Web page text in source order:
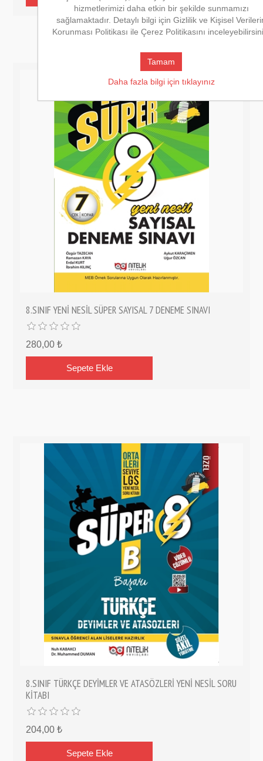
8.SINIF YENİ NESİL SÜPER SAYISAL 7 DENEME SINAVI
280,00 ₺
8.SINIF TÜRKÇE DEYİMLER VE ATASÖZLERİ YENİ NESİL SORU
KİTABI
204,00 ₺
hizmetlerimizi daha etkin bir şekilde sunmamızı
sağlamaktadır. Detaylı bilgi için Gizlilik ve Kişisel
Korunması Politikası ile Çerez Politikasını
Tamam
Daha fazla bilgi için tıklayınız